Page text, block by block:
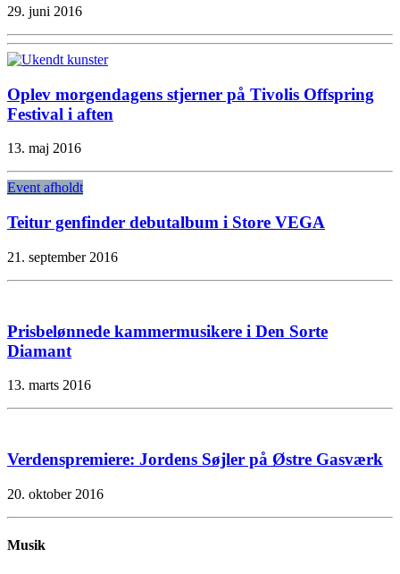
29. juni 2016
Oplev morgendagens stjerner på Tivolis Offspring
Festival i aften
13. maj 2016
Event afholdt
Teitur genfinder debutalbum i Store VEGA
21. september 2016
Prisbelønnede kammermusikere i Den Sorte
Diamant
13. marts 2016
Verdenspremiere: Jordens Søjler på Østre Gasværk
20. oktober 2016
Musik